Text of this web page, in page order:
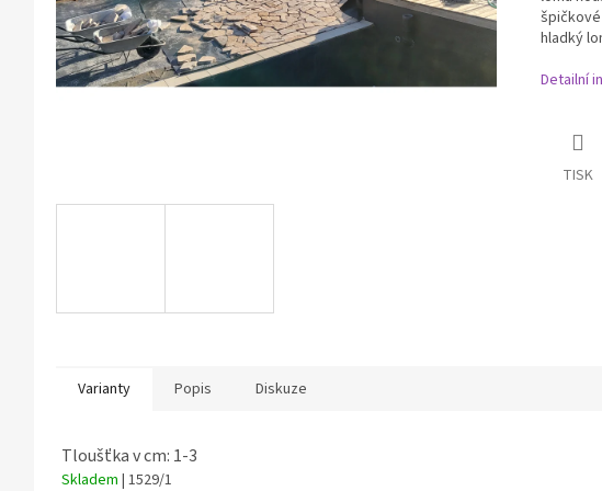
hladký
Detailní
TISK
Varianty Popis Diskuze
Tloušťka v cm: 1-3
Skladem | 1529/1